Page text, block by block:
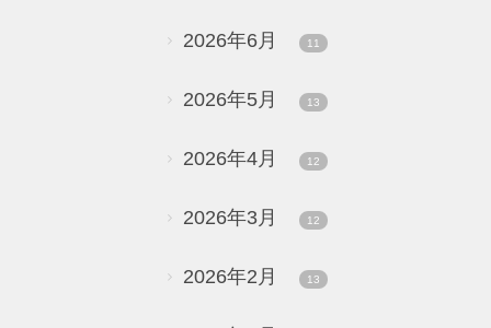
2026年6月 11
2026年5月 13
2026年4月 12
2026年3月 12
2026年2月 13